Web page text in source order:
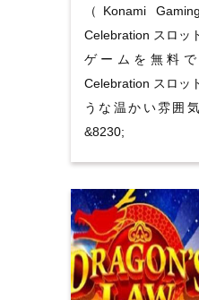
（Konami
Celebration スロッ
ゲームを無料
Celebration スロッ
うな温かい雰囲
&8230;